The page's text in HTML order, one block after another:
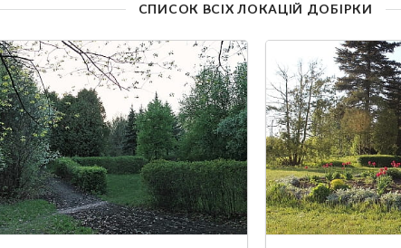
СПИСОК ВСІХ ЛОКАЦІЙ ДОБІРКИ